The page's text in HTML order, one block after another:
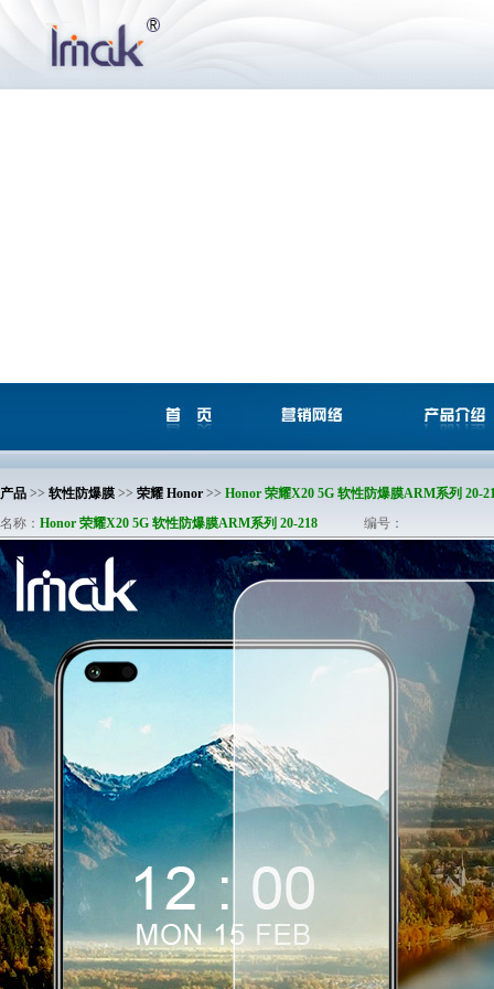
产品 >> 软性防爆膜 >> 荣耀 Honor >> Honor 荣耀X20 5G 软性防爆膜ARM系列 20-
名称： Honor 荣耀X20 5G 软性防爆膜ARM系列 20-218 编号：